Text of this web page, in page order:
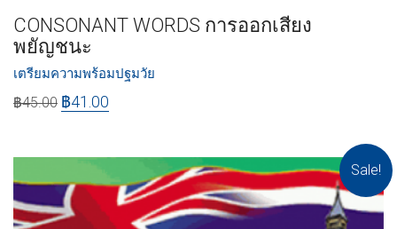
CONSONANT WORDS การออกเสียง
พยัญชนะ
เตรียมความพร้อมปฐมวัย
฿45.00 ฿41.00
Sale!